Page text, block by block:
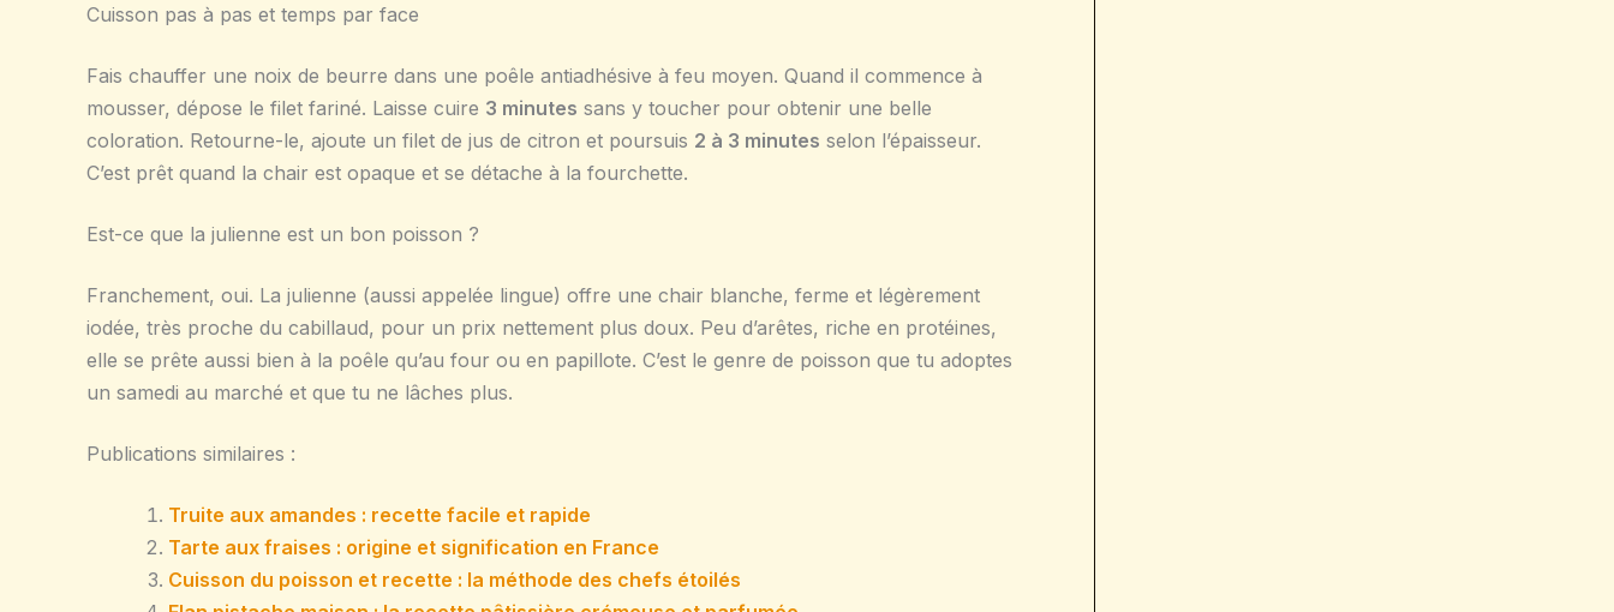
Cuisson pas à pas et temps par face
Fais chauffer une noix de beurre dans une poêle antiadhésive à feu moyen. Quand il commence à
mousser, dépose le filet fariné. Laisse cuire 3 minutes sans y toucher pour obtenir une belle
coloration. Retourne-le, ajoute un filet de jus de citron et poursuis 2 à 3 minutes selon l’épaisseur.
C’est prêt quand la chair est opaque et se détache à la fourchette.
Est-ce que la julienne est un bon poisson ?
Franchement, oui. La julienne (aussi appelée lingue) offre une chair blanche, ferme et légèrement
iodée, très proche du cabillaud, pour un prix nettement plus doux. Peu d’arêtes, riche en protéines,
elle se prête aussi bien à la poêle qu’au four ou en papillote. C’est le genre de poisson que tu adoptes
un samedi au marché et que tu ne lâches plus.
Publications similaires :
Truite aux amandes : recette facile et rapide
Tarte aux fraises : origine et signification en France
Cuisson du poisson et recette : la méthode des chefs étoilés